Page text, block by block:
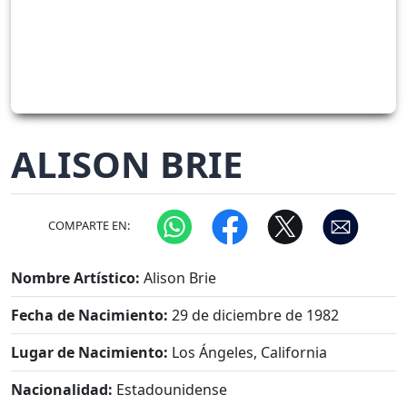
ALISON BRIE
COMPARTE EN:
Nombre Artístico: Alison Brie
Fecha de Nacimiento: 29 de diciembre de 1982
Lugar de Nacimiento: Los Ángeles, California
Nacionalidad: Estadounidense